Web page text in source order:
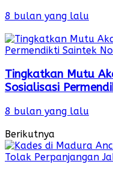
8 bulan yang lalu
Tingkatkan Mutu
Sosialisasi
8 bulan yang lalu
Berikutnya